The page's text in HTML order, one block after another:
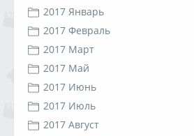
2017 Январь
2017 Февраль
2017 Март
2017 Май
2017 Июнь
2017 Июль
2017 Август